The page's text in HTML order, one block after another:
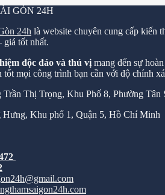
GÒN 24H
24h là website chuyên cung cấp kiến
giá tốt nhất.
độc đáo và thú vị mang đến sự
tốt mọi công trình bạn cần với độ chính
Trần Thị Trọng, Khu Phố 8, Phường Tân
Hưng, Khu phố 1, Quận 5, Hồ Chí Minh